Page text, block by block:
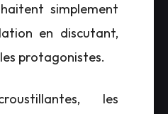
simplement
en discutant,
protagonistes.
les